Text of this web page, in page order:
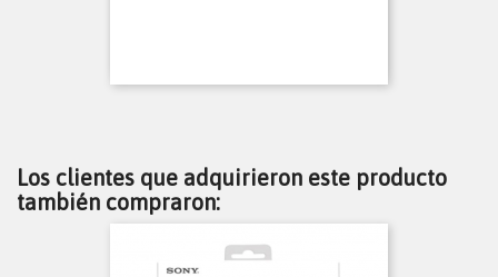
Los clientes que adquirieron este producto
también compraron: